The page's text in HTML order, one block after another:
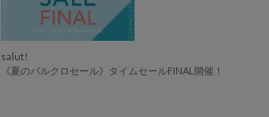
salut!
《夏のパルクロセール》タイムセールFINAL開催！